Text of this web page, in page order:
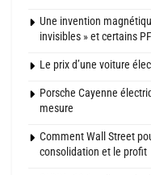
Une invention
invisibles » et certains
Le prix d’une voiture
Porsche Cayenne
mesure
Comment Wall Street
consolidation et le profit